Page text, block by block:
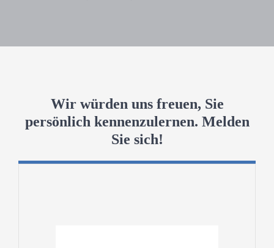
Wir würden uns freuen, Sie
persönlich kennenzulernen. Melden
Sie sich!